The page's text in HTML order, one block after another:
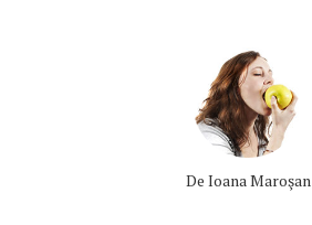
De Ioana Maroşan